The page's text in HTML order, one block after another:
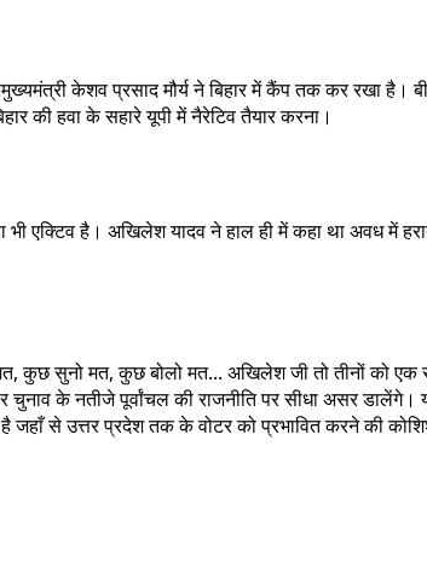
केशव प्रसाद मौर्य ने बिहार में कैंप तक कर रखा
की हवा के सहारे यूपी में नैरेटिव तैयार करना।
भी एक्टिव है। अखिलेश यादव ने हाल ही में कहा था अवध में
कुछ सुनो मत, कुछ बोलो मत... अखिलेश जी तो तीनों को एक
चुनाव के नतीजे पूर्वांचल की राजनीति पर सीधा असर
जहाँ से उत्तर प्रदेश तक के वोटर को प्रभावित करने की